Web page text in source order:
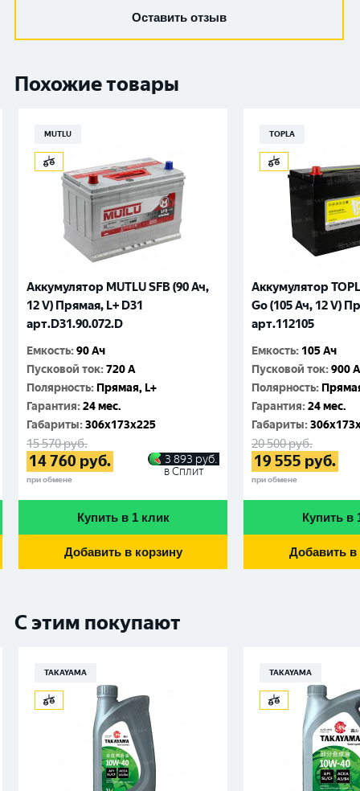
Оставить отзыв
Похожие товары
MUTLU
Аккумулятор MUTLU SFB (90 Ач,
12 V) Прямая, L+ D31
арт.D31.90.072.D
Емкость:90 Ач
Пусковой ток:720 A
Полярность: Прямая, L+
Гарантия:24 мес.
Габариты:306x173x225
15 570руб.
14 760 руб.
при обмене
3 893 руб.
в Сплит
Купить в 1 клик
Добавить в корзину
TOPLA
Аккумулятор
Go (105 Ач, 12 V)
арт.112105
Емкость: 105 Ач
Пусковой ток:900 A
Полярность:
Гарантия:24 мес.
Габариты:
20 500руб.
19 555 руб.
при обмене
Купить в
Добавить в
С этим покупают
TAKAYAMA TAKAYAMA